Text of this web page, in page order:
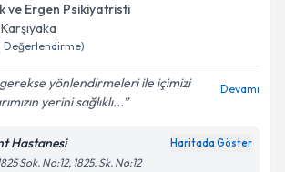
ve Ergen Psikiyatristi
Değerlendirme)
yönlendirmeleri ile içimizi
yerini sağlıklı...
Devamı
Hastanesi Haritada Göster
Sok. No:12, 1825. Sk. No:12